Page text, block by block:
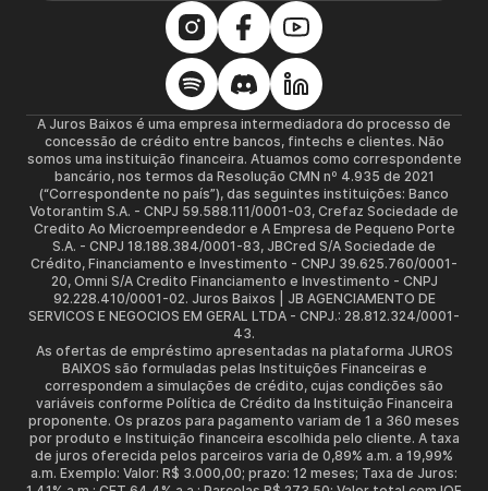
A Juros Baixos é uma empresa intermediadora do processo de
concessão de crédito entre bancos, fintechs e clientes. Não
somos uma instituição financeira. Atuamos como correspondente
bancário, nos termos da Resolução CMN nº 4.935 de 2021
(“Correspondente no país”), das seguintes instituições: Banco
Votorantim S.A. - CNPJ 59.588.111/0001-03, Crefaz Sociedade de
Credito Ao Microempreendedor e A Empresa de Pequeno Porte
S.A. - CNPJ 18.188.384/0001-83, JBCred S/A Sociedade de
Crédito, Financiamento e Investimento - CNPJ 39.625.760/0001-
20, Omni S/A Credito Financiamento e Investimento - CNPJ
92.228.410/0001-02. Juros Baixos | JB AGENCIAMENTO DE
SERVICOS E NEGOCIOS EM GERAL LTDA - CNPJ.: 28.812.324/0001-
43.
As ofertas de empréstimo apresentadas na plataforma JUROS
BAIXOS são formuladas pelas Instituições Financeiras e
correspondem a simulações de crédito, cujas condições são
variáveis conforme Política de Crédito da Instituição Financeira
proponente. Os prazos para pagamento variam de 1 a 360 meses
por produto e Instituição financeira escolhida pelo cliente. A taxa
de juros oferecida pelos parceiros varia de 0,89% a.m. a 19,99%
a.m. Exemplo: Valor: R$ 3.000,00; prazo: 12 meses; Taxa de Juros: